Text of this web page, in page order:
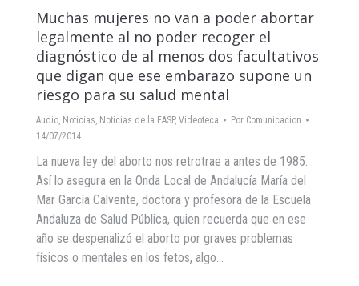
Muchas mujeres no van a poder abortar
legalmente al no poder recoger el
diagnóstico de al menos dos facultativos
que digan que ese embarazo supone un
riesgo para su salud mental
Audio, Noticias, Noticias de la EASP, Videoteca Por Comunicacion
14/07/2014
La nueva ley del aborto nos retrotrae a antes de 1985.
Así lo asegura en la Onda Local de Andalucía María del
Mar García Calvente, doctora y profesora de la Escuela
Andaluza de Salud Pública, quien recuerda que en ese
año se despenalizó el aborto por graves problemas
físicos o mentales en los fetos, algo…